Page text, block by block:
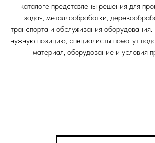
каталоге представлены решения для
задач, металлообработки,
транспорта и обслуживания
нужную позицию, специалисты помогут
материал, оборудование и условия